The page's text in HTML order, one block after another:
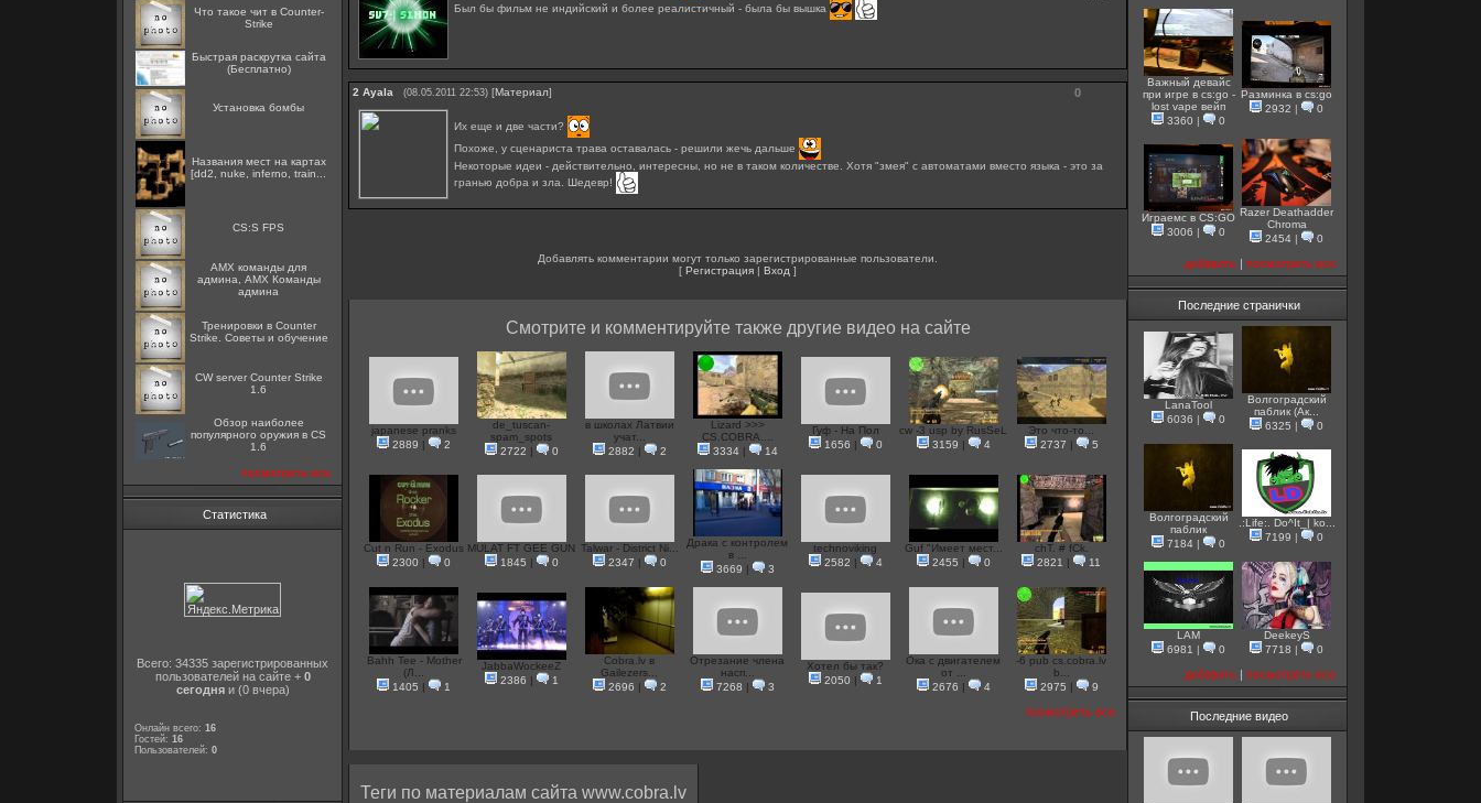
Что такое чит в Counter-
Strike
Быстрая раскрутка сайта
(Бесплатно)
Установка бомбы
Названия мест на картах
[dd2, nuke, inferno, train...
CS:S FPS
AMX команды для
админа, AMX Команды
админа
Тренировки в Counter
Strike. Советы и обучение
CW server Counter Strike
1.6
Обзор наиболее
популярного оружия в CS
1.6
посмотреть все
Статистика
Всего: 34335 зарегистрированных
пользователей на сайте + 0
сегодняи (0 вчера)
Онлайн всего: 16
Гостей: 16
Пользователей: 0
Был бы фильм не индийский и более реалистичный - была бы вышка
0
2 Ayala (08.05.2011 22:53) [Материал]
Их еще и две части?
Похоже, у сценариста трава оставалась - решили жечь дальше
Некоторые идеи - действительно, интересны, но не в таком количестве. Хотя "змея" с автоматами вместо языка - это за
гранью добра и зла. Шедевр!
Добавлять комментарии могут только зарегистрированные пользователи.
[ Регистрация | Вход ]
Смотрите и комментируйте также другие видео на сайте
japanese pranks
2889 | 2
de_tuscan-
spam_spots
2722 | 0
в школах Латвии
учат...
2882 | 2
Lizard >>>
CS.COBRA....
3334| 14
Гуф - На Пол
1656 | 0
cw -3 usp by RusSeL
3159 | 4
Это что-то...
2737 | 5
Cut n Run - Exodus
2300 | 0
MULAT FT GEE GUN
1845 | 0
Talwar - District Ni...
2347 | 0
Драка с контролем
в ...
3669 | 3
technoviking
2582 | 4
Guf "Имеет мест...
2455 | 0
chT. # fCk.
2821 | 11
Bahh Tee - Mother
(Л...
1405 | 1
JabbaWockeeZ
2386 | 1
Cobra.lv в
Gailezers...
2696 | 2
Отрезание члена
насп...
7268 | 3
Хотел бы так?
2050 | 1
Ока с двигателем
от ...
2676 | 4
-6 pub cs.cobra.lv
b...
2975 | 9
посмотреть все
Теги по материалам сайта www.cobra.lv
Важный девайс
при игре в cs:go -
lost vape вейп
3360 | 0
Разминка в cs:go
2932 | 0
Играемс в CS:GO
3006 | 0
Razer Deathadder
Chroma
2454 | 0
добавить | посмотреть все
Последние странички
LanaTool
6036 | 0
Волгоградский
паблик (Ак...
6325 | 0
Волгоградский
паблик
7184 | 0
.:Life:. Do^It_| ko...
7199 | 0
LAM
6981 | 0
DeekeyS
7718 | 0
добавить | посмотреть все
Последние видео